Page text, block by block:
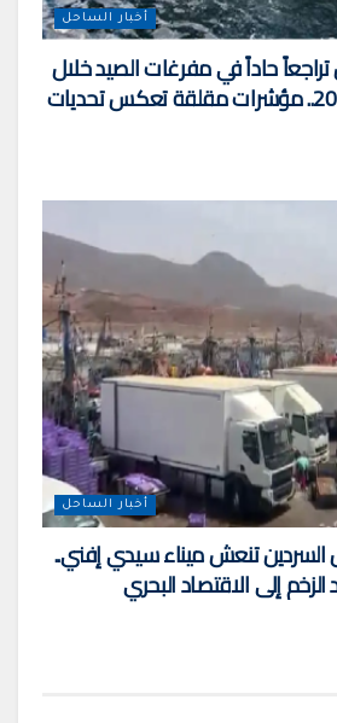
أخبار الساحل
حاداً في مفرغات الصيد خلال
النصف الأول من 2026.. مؤشرات مقلقة تعكس تحديات
أخبار الساحل
تنعش ميناء سيدي إفني..
إلى الاقتصاد البحري